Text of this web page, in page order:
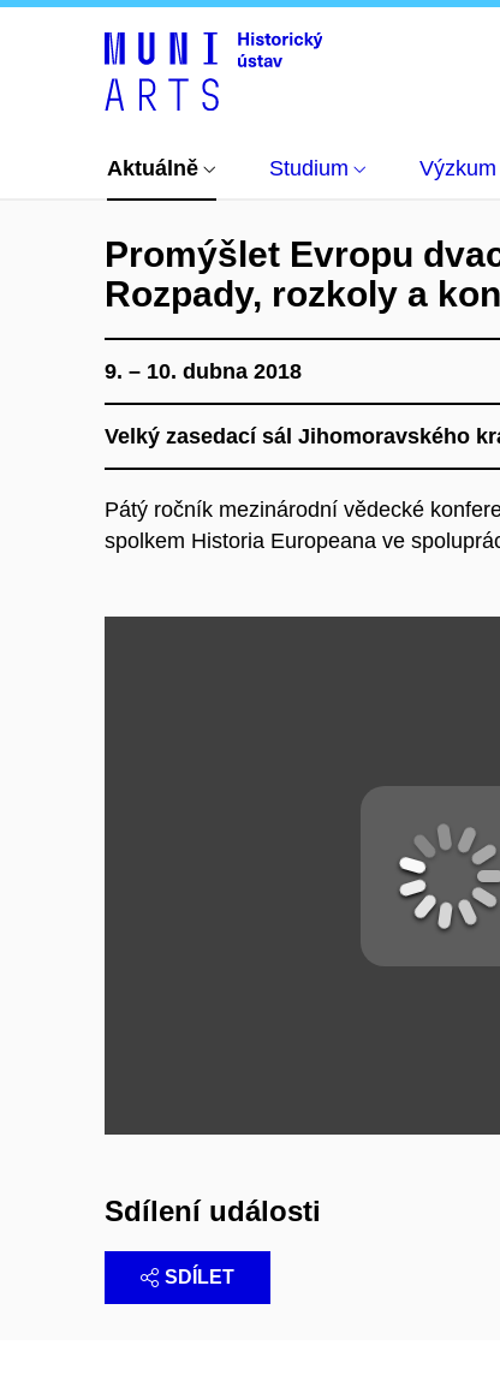
Aktuálně Studium Výzkum
Promýšlet Evropu
Rozpady, rozkoly a
9. – 10. dubna 2018
Velký zasedací sál Jihomoravského
Pátý ročník mezinárodní vědecké
spolkem Historia Europeana ve
Sdílení události
SDÍLET